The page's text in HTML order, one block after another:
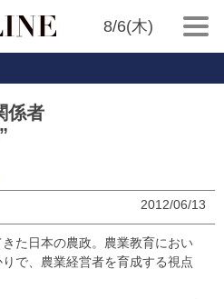
8/6(木)
係者
2012/06/13
た日本の農政。農業教育におい
で、農業経営者を育成する視点